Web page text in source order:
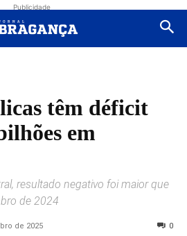
Publicidade
têm déficit
em
resultado negativo foi maior que
de 2024
de 2025 0